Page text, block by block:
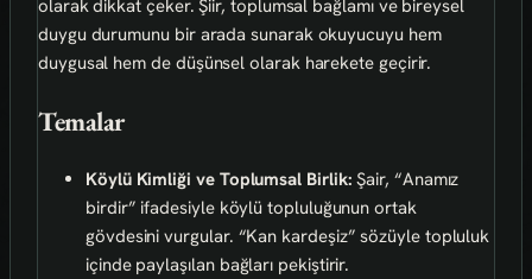
olarak dikkat çeker. Şiir, toplumsal bağlamı ve bireysel
duygu durumunu bir arada sunarak okuyucuyu hem
duygusal hem de düşünsel olarak harekete geçirir.
Temalar
Köylü Kimliği ve Toplumsal Birlik: Şair, “Anamız
birdir” ifadesiyle köylü topluluğunun ortak
gövdesini vurgular. “Kan kardeşiz” sözüyle topluluk
içinde paylaşılan bağları pekiştirir.